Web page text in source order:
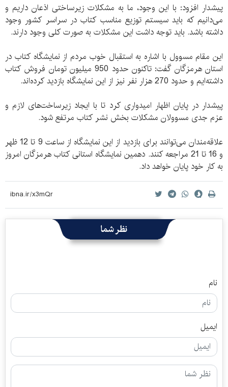
پیشدار افزود: با این وجود، ما به مشکلات زیرساختی اذعان داریم و
می‌دانیم که باید سیستم توزیع مناسب کتاب در سراسر کشور وجود
داشته باشد. باید توجه داشت این مشکلات به صورت کلی وجود دارند.
این مقام مسوول با اشاره به استقبال خوب مردم از نمایشگاه کتاب در
استان هرمزگان گفت: تاکنون حدود 950 میلیون تومان فروش کتاب
داشته‌ایم و حدود 270 هزار نفر نیز از این نمایشگاه بازدید کرده‌اند.
پیشدار در پایان اظهار امیدواری کرد تا با ایجاد زیرساخت‌های لازم و
عزم جدی مسوولان مشکلات بخش نشر کتاب مرتفع شود.
علاقه‌مندان می‌توانند برای بازدید از این نمایشگاه از ساعت 9 تا 12 ظهر
و 16 تا 21 مراجعه کنند. دهمین نمایشگاه استانی کتاب هرمزگان امروز
به کار خود پایان خواهد داد.
نظر شما
نام
ایمیل